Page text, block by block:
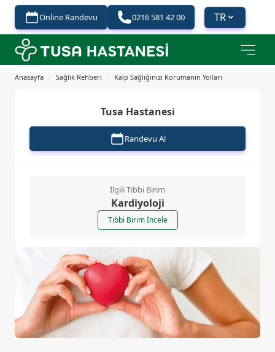
Online Randevu 0216 581 42 00 TR
Anasayfa / Sağlık Rehberi / Kalp Sağlığınızı Korumanın Yolları
Tusa Hastanesi
Randevu Al
İlgili Tıbbi Birim
Kardiyoloji
Tıbbi Birim İncele